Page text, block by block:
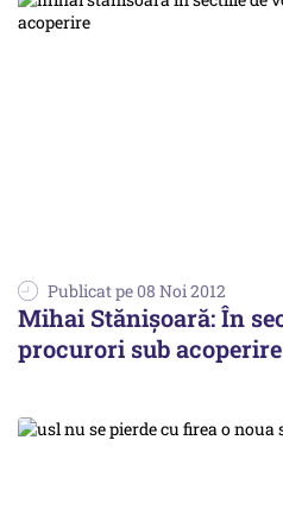
Publicat pe 08 Noi 2012
Mihai Stănișoară: În
procurori sub acoperire